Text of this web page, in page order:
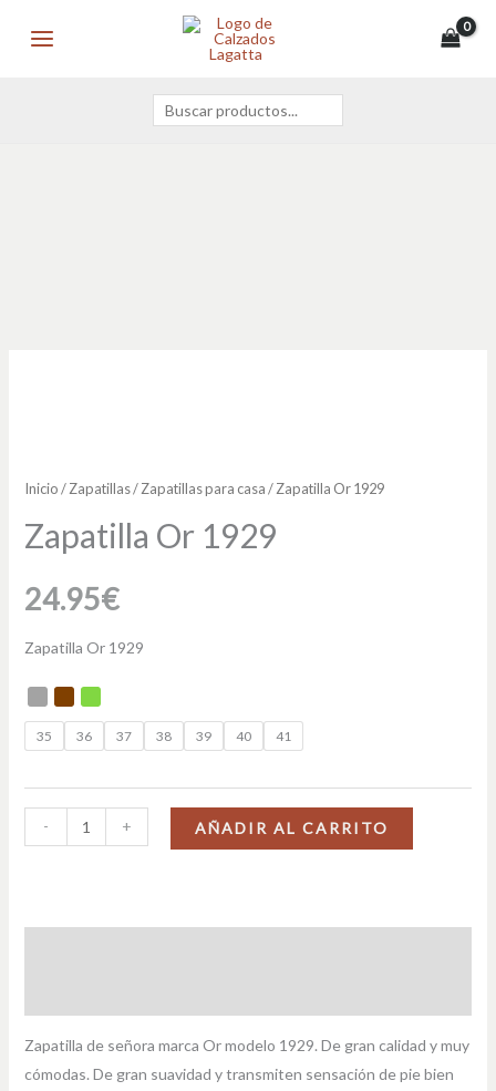
Buscar
Inicio/Zapatillas/Zapatillas para casa/ Zapatilla Or 1929
Zapatilla Or 1929
24.95€
Zapatilla Or 1929
35 36 37 38 39 40 41
- + AÑADIR AL CARRITO
Zapatilla de señora marca Or modelo 1929. De gran calidad y muy
cómodas. De gran suavidad y transmiten sensación de pie bien